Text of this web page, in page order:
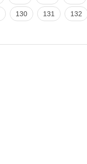
130 131 132